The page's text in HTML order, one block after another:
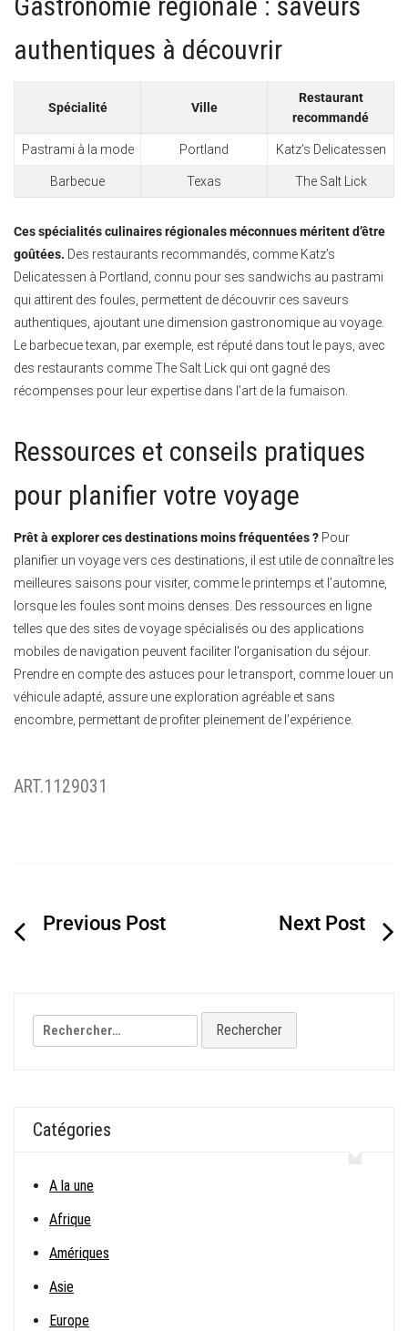
authentiques à découvrir
Spécialité Ville
Restaurant
recommandé
Pastrami à la mode Portland Katz’s Delicatessen
Barbecue Texas The Salt Lick
Ces spécialités culinaires régionales méconnues méritent d’être
goûtées. Des restaurants recommandés, comme Katz’s
Delicatessen à Portland, connu pour ses sandwichs au pastrami
qui attirent des foules, permettent de découvrir ces saveurs
authentiques, ajoutant une dimension gastronomique au voyage.
Le barbecue texan, par exemple, est réputé dans tout le pays, avec
des restaurants comme The Salt Lick qui ont gagné des
récompenses pour leur expertise dans l’art de la fumaison.
Ressources et conseils pratiques
pour planifier votre voyage
Prêt à explorer ces destinations moins fréquentées ? Pour
planifier un voyage vers ces destinations, il est utile de connaître les
meilleures saisons pour visiter, comme le printemps et l’automne,
lorsque les foules sont moins denses. Des ressources en ligne
telles que des sites de voyage spécialisés ou des applications
mobiles de navigation peuvent faciliter l’organisation du séjour.
Prendre en compte des astuces pour le transport, comme louer un
véhicule adapté, assure une exploration agréable et sans
encombre, permettant de profiter pleinement de l’expérience.
ART.1129031
Navigation
Rechercher :
Catégories
A la une
Afrique
Amériques
Asie
Europe